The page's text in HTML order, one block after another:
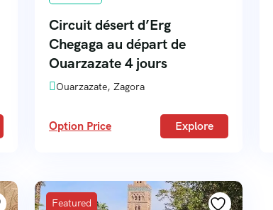
Circuit désert d’Erg
Chegaga au départ de
Ouarzazate 4 jours
Ouarzazate, Zagora
Option Price Explore
Featured